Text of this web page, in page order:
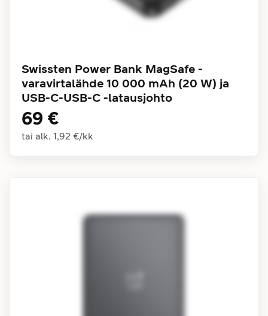
Swissten Power Bank MagSafe -
varavirtalähde 10 000 mAh (20 W) ja
USB-C-USB-C -latausjohto
69 €
tai alk. 1,92 €/kk